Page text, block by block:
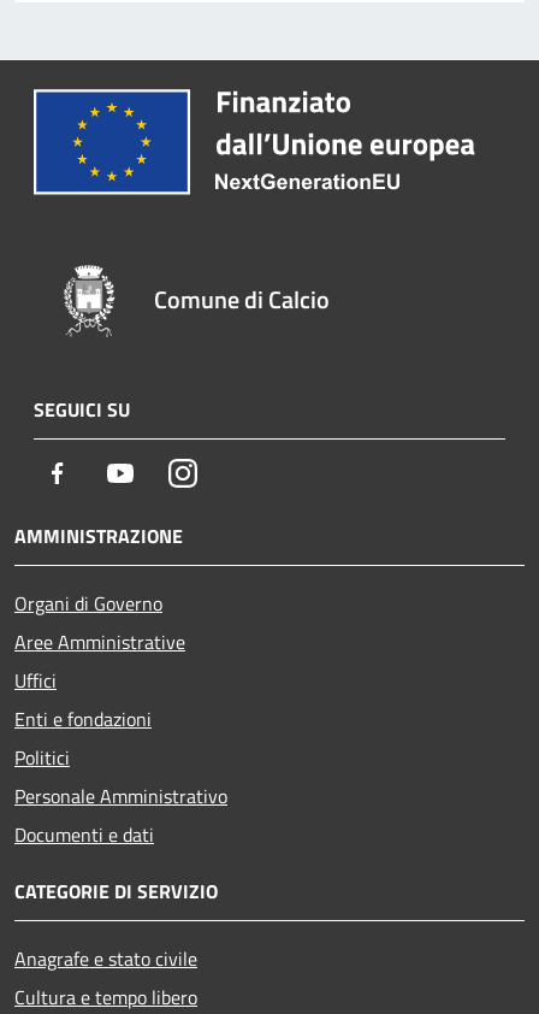
Comune di Calcio
SEGUICI SU
Facebook YoutubeInstagram
AMMINISTRAZIONE
Organi di Governo
Aree Amministrative
Uffici
Enti e fondazioni
Politici
Personale Amministrativo
Documenti e dati
CATEGORIE DI SERVIZIO
Anagrafe e stato civile
Cultura e tempo libero